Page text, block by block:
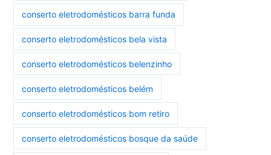
conserto eletrodomésticos barra funda
conserto eletrodomésticos bela vista
conserto eletrodomésticos belenzinho
conserto eletrodomésticos belém
conserto eletrodomésticos bom retiro
conserto eletrodomésticos bosque da saúde